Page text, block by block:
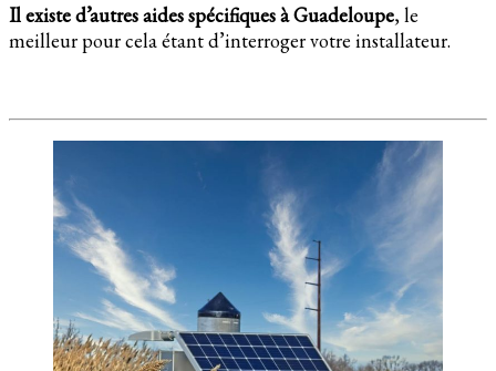
Il existe d’autres aides spécifiques à Guadeloupe, le
meilleur pour cela étant d’interroger votre installateur.